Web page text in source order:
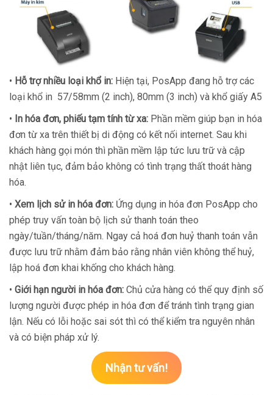
• Hỗ trợ nhiều loại khổ in: Hiện tại, PosApp đang hỗ trợ các
loại khổ in 57/58mm (2 inch), 80mm (3 inch) và khổ giấy A5
• In hóa đơn, phiếu tạm tính từ xa: Phần mềm giúp bạn in hóa
đơn từ xa trên thiết bị di động có kết nối internet. Sau khi
khách hàng gọi món thì phần mềm lập tức lưu trữ và cập
nhật liên tục, đảm bảo không có tình trạng thất thoát hàng
hóa.
• Xem lịch sử in hóa đơn: Ứng dụng in hóa đơn PosApp cho
phép truy vấn toàn bộ lịch sử thanh toán theo
ngày/tuần/tháng/năm. Ngay cả hoá đơn huỷ thanh toán vẫn
được lưu trữ nhằm đảm bảo rằng nhân viên không thể huỷ,
lập hoá đơn khai khống cho khách hàng.
• Giới hạn người in hóa đơn: Chủ cửa hàng có thể quy định số
lượng người được phép in hóa đơn để tránh tình trạng gian
lận. Nếu có lỗi hoặc sai sót thì có thể kiểm tra nguyên nhân
và có biện pháp xử lý.
Nhận tư vấn!